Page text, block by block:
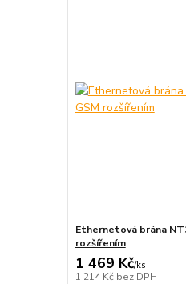
Ethernetová brána
rozšířením
1 469 Kč/ks
1 214 Kč bez DPH